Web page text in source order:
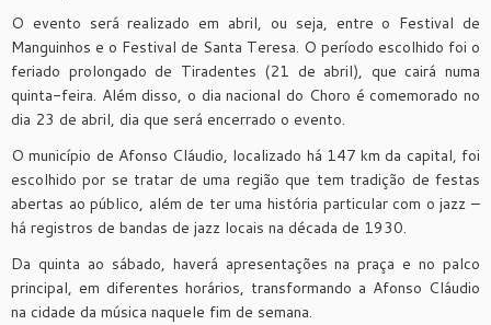
O evento será realizado em abril, ou seja, entre o Festival de
Manguinhos e o Festival de Santa Teresa. O período escolhido foi o
feriado prolongado de Tiradentes (21 de abril), que cairá numa
quinta-feira. Além disso, o dia nacional do Choro é comemorado no
dia 23 de abril, dia que será encerrado o evento.
O município de Afonso Cláudio, localizado há 147 km da capital, foi
escolhido por se tratar de uma região que tem tradição de festas
abertas ao público, além de ter uma história particular com o jazz –
há registros de bandas de jazz locais na década de 1930.
Da quinta ao sábado, haverá apresentações na praça e no palco
principal, em diferentes horários, transformando a Afonso Cláudio
na cidade da música naquele fim de semana.